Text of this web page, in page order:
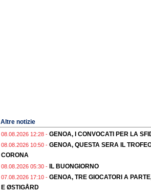
Altre notizie
08.08.2026 12:28 - GENOA, I CONVOCATI PER LA
08.08.2026 10:50 - GENOA, QUESTA SERA IL
CORONA
08.08.2026 05:30 - IL BUONGIORNO
07.08.2026 17:10 - GENOA, TRE GIOCATORI A
E ØSTIGÅRD